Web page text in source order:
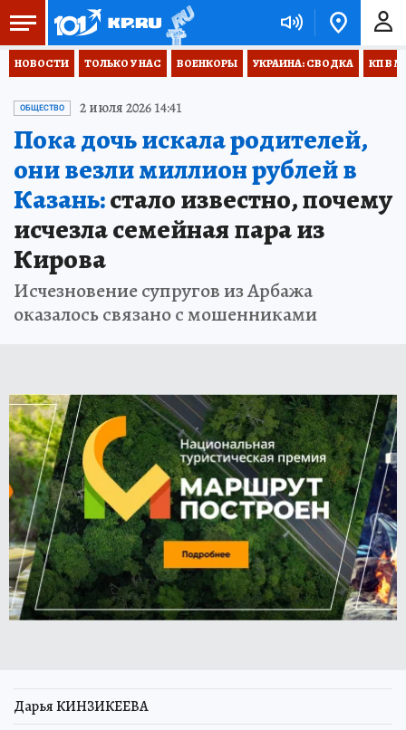
НОВОСТИ ТОЛЬКО У НАС ВОЕНКОРЫ УКРАИНА: СВОДКА КП В
ОБЩЕСТВО 2 июля 2026 14:41
Пока дочь искала родителей,
они везли миллион рублей в
Казань:стало известно, почему
исчезла семейная пара из
Кирова
Исчезновение супругов из Арбажа
оказалось связано с мошенниками
Дарья КИНЗИКЕЕВА